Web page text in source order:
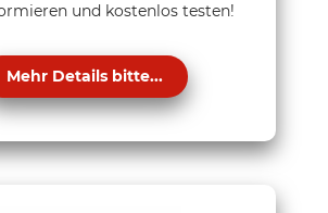
und kostenlos testen!
Mehr Details bitte...